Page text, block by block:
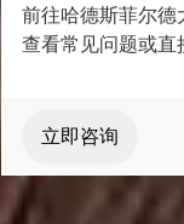
前往哈德斯菲尔德
查看常见问题或直
立即咨询